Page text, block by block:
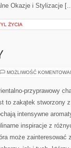
Okazje i Stylizacje
ŻYCIA
MOŻLIWOŚĆ
przyprawowy
to zakątek stworzony
intensywne
inspiracje z
może zainteresować